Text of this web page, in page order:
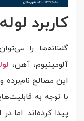
کاربرد
گلخانه‌ها را
آلومینیوم، آهن،
این مصالح نام‌برده
با توجه به
پیدا کرده‌اند. اما